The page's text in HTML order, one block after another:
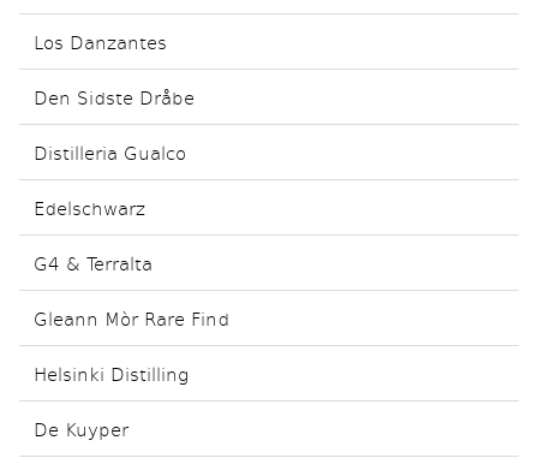
Los Danzantes
Den Sidste Dråbe
Distilleria Gualco
Edelschwarz
G4 & Terralta
Gleann Mòr Rare Find
Helsinki Distilling
De Kuyper